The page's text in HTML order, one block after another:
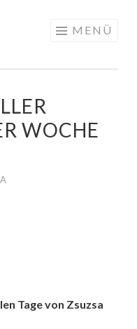
MENÜ
WOCHE
Tage von Zsuzsa